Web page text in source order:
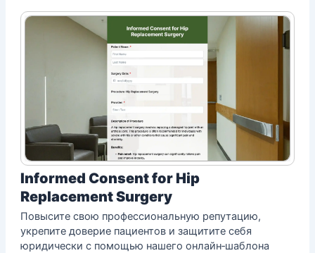
Informed Consent for Hip
Replacement Surgery
Повысите свою профессиональную репутацию,
укрепите доверие пациентов и защитите себя
юридически с помощью нашего онлайн‑шаблона